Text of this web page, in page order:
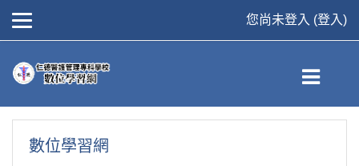
您尚未登入 (登入)
數位學習網